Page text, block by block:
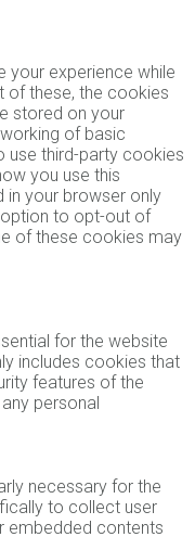
your experience while
of these, the cookies
stored on your
of basic
use third-party cookies
you use this
in your browser only
to opt-out of
of these cookies may
for the website
includes cookies that
features of the
personal
necessary for the
to collect user
embedded contents